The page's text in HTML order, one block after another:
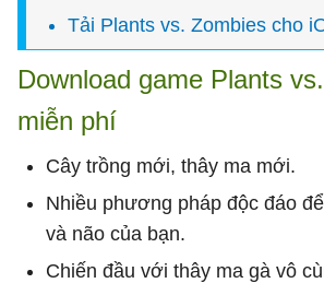
Tải Plants vs. Zombies cho
Download game Plants
miễn phí
Cây trồng mới, thây ma mới.
Nhiều phương pháp độc đáo
và não của bạn.
Chiến đầu với thây ma gà vô